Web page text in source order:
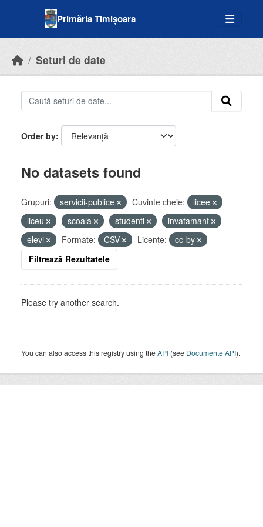
Primăria Timișoara
Seturi de date
Order by
No datasets found
Grupuri: servicii-publice Cuvinte cheie:
licee
liceu
scoala studenti
invatamant
elevi
Formate: CSV Licenţe:
cc-by
Filtrează Rezultatele
Please try another search.
You can also access this registry using theAPI (see Documente API).